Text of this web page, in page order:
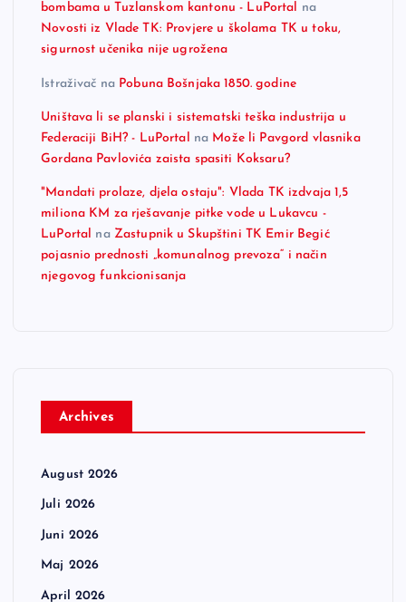
bombama u Tuzlanskom kantonu - LuPortal na
Novosti iz Vlade TK: Provjere u školama TK u toku,
sigurnost učenika nije ugrožena
Istraživač na Pobuna Bošnjaka 1850. godine
Uništava li se planski i sistematski teška industrija u
Federaciji BiH? - LuPortal
na Može li Pavgord vlasnika
Gordana Pavlovića zaista spasiti Koksaru?
"Mandati prolaze, djela ostaju": Vlada TK izdvaja 1,5
miliona KM za rješavanje pitke vode u Lukavcu -
LuPortal na Zastupnik u Skupštini TK Emir Begić
pojasnio prednosti „komunalnog prevoza“ i način
njegovog funkcionisanja
Archives
August 2026
Juli 2026
Juni 2026
Maj 2026
April 2026